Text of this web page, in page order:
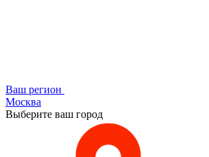
Ваш регион
Москва
Выберите ваш город